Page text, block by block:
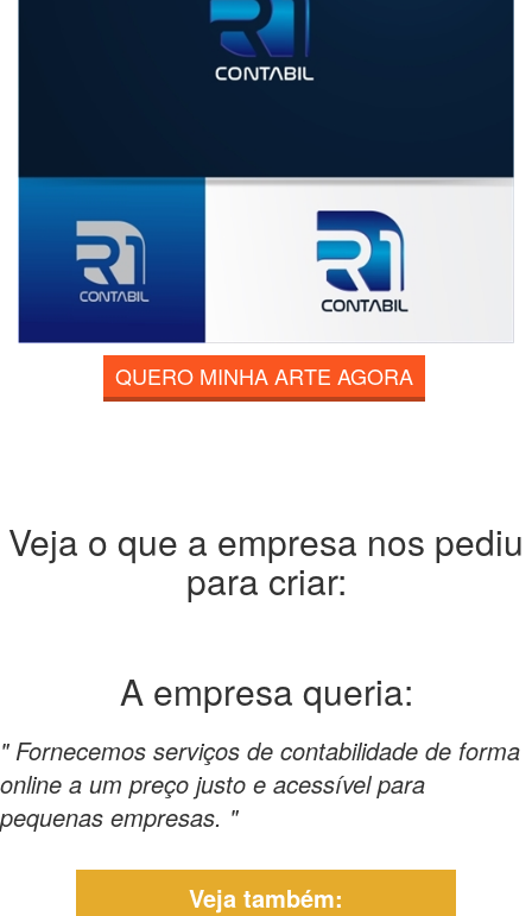
QUERO MINHA ARTE AGORA
Veja o que a empresa nos pediu
para criar:
A empresa queria:
" Fornecemos serviços de contabilidade de forma
online a um preço justo e acessível para
pequenas empresas. "
Veja também: